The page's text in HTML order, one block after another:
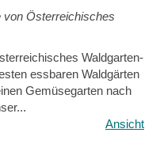
von Österreichisches
Waldgarten-
essbaren Waldgärten
Gemüsegarten nach
Ansicht